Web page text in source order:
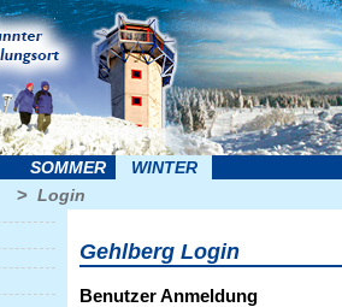
SOMMER WINTER
> Login
Gehlberg Login
Benutzer Anmeldung